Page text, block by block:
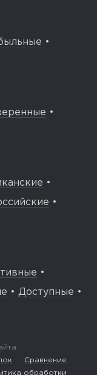
•
•
•
•
•
• Доступные •
Сравнение
обработки